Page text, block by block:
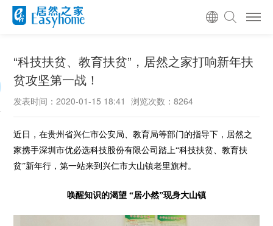
“科技扶贫、教育扶贫”，居然之家打响新年扶
贫攻坚第一战！
发表时间：2020-01-15 18:41 浏览次数：8264
近日，在贵州省兴仁市公安局、教育局等部门的指导下，居然之
家携手深圳市优必选科技股份有限公司踏上“科技扶贫、教育扶
贫”新年行，第一站来到兴仁市大山镇老里旗村。
唤醒知识的渴望 “居小然”现身大山镇